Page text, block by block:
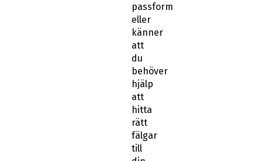
passform
eller
känner
att
du
behöver
hjälp
att
hitta
rätt
fälgar
till